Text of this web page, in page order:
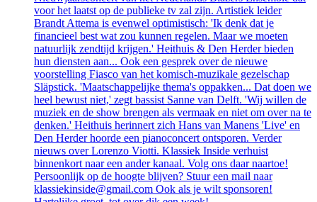
voor het laatst op de publieke tv zal zijn. Artistiek leider
Brandt Attema is evenwel optimistisch: 'Ik denk dat je
financieel best wat zou kunnen regelen. Maar we moeten
natuurlijk zendtijd krijgen.' Heithuis & Den Herder bieden
hun diensten aan... Ook een gesprek over de nieuwe
voorstelling Fiasco van het komisch-muzikale gezelschap
Släpstick. 'Maatschappelijke thema's oppakken... Dat doen we
heel bewust niet,' zegt bassist Sanne van Delft. 'Wij willen de
muziek en de show brengen als vermaak en niet om over na te
denken.' Heithuis herinnert zich Hans van Manens 'Live' en
Den Herder hoorde een pianoconcert ontsporen. Verder
nieuws over Lorenzo Viotti. Klassiek Inside verhuist
binnenkort naar een ander kanaal. Volg ons daar naartoe!
Persoonlijk op de hoogte blijven? Stuur een mail naar
klassiekinside@gmail.com Ook als je wilt sponsoren!